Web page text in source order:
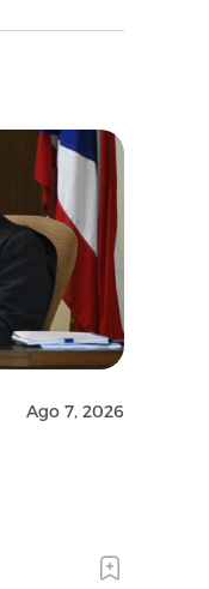
Ago 7, 2026